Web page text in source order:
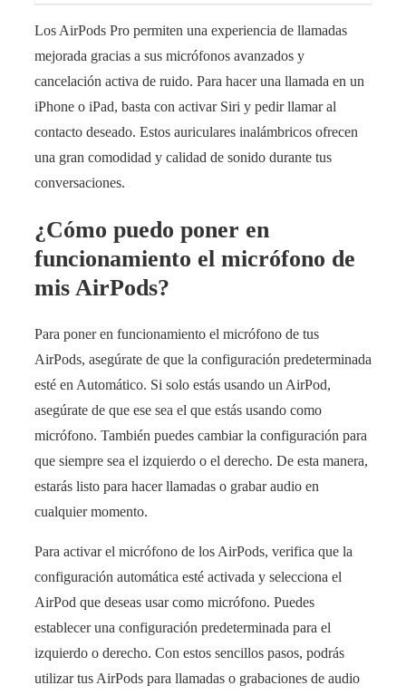
Los AirPods Pro permiten una experiencia de llamadas
mejorada gracias a sus micrófonos avanzados y
cancelación activa de ruido. Para hacer una llamada en un
iPhone o iPad, basta con activar Siri y pedir llamar al
contacto deseado. Estos auriculares inalámbricos ofrecen
una gran comodidad y calidad de sonido durante tus
conversaciones.
¿Cómo puedo poner en
funcionamiento el micrófono de
mis AirPods?
Para poner en funcionamiento el micrófono de tus
AirPods, asegúrate de que la configuración predeterminada
esté en Automático. Si solo estás usando un AirPod,
asegúrate de que ese sea el que estás usando como
micrófono. También puedes cambiar la configuración para
que siempre sea el izquierdo o el derecho. De esta manera,
estarás listo para hacer llamadas o grabar audio en
cualquier momento.
Para activar el micrófono de los AirPods, verifica que la
configuración automática esté activada y selecciona el
AirPod que deseas usar como micrófono. Puedes
establecer una configuración predeterminada para el
izquierdo o derecho. Con estos sencillos pasos, podrás
utilizar tus AirPods para llamadas o grabaciones de audio